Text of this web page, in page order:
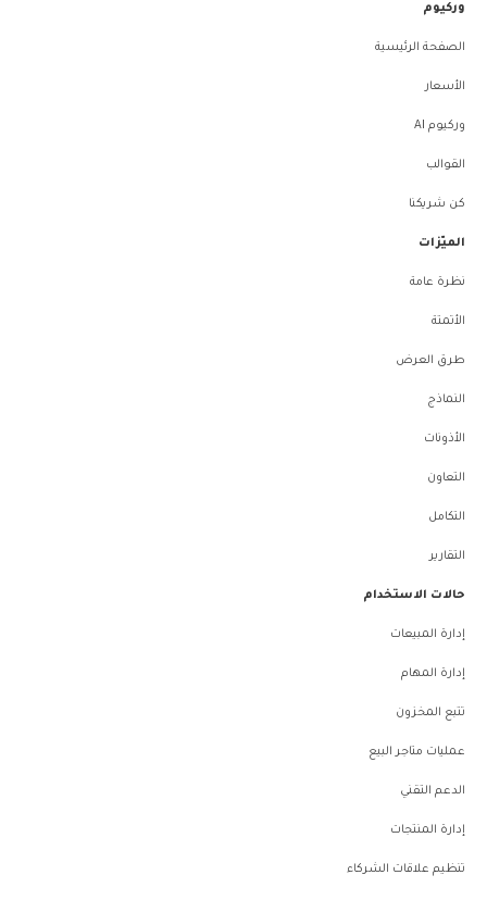
وركيوم
الصفحة الرئيسية
الأسعار
وركيوم AI
القوالب
كن شريكنا
الميّزات
نظرة عامة
الأتمتة
طرق العرض
النماذج
الأذونات
التعاون
التكامل
التقارير
حالات الاستخدام
إدارة المبيعات
إدارة المهام
تتبع المخزون
عمليات متاجر البيع
الدعم التقني
إدارة المنتجات
تنظيم علاقات الشركاء